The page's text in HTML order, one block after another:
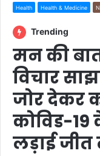
Health Health & Medicine
Trending
मन की
विचार
जोर देकर
कोविड-
लड़ाई